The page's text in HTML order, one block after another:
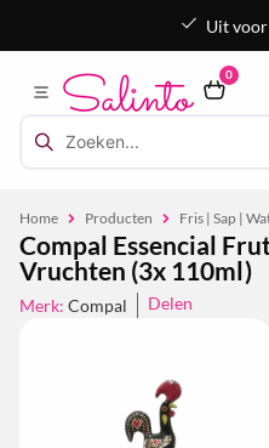
Uit
0
Home Producten Fris | Sap |
Compal Essencial
Vruchten (3x 110ml)
Merk: Compal Delen